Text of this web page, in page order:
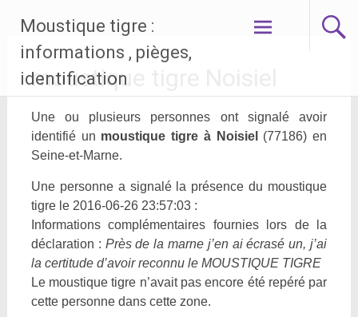
contenu
Moustique tigre :
informations , pièges,
identification
moustique tigre Noisiel
Une ou plusieurs personnes ont signalé avoir
identifié un moustique tigre à Noisiel
(77186) en
Seine-et-Marne.
Une personne a signalé la présence du moustique
tigre le 2016-06-26 23:57:03 :
Informations complémentaires fournies lors de la
déclaration : Près de la marne j’en ai écrasé un, j’ai
la certitude d’avoir reconnu le MOUSTIQUE TIGRE
Le moustique tigre n’avait pas encore été repéré par
cette personne dans cette zone.